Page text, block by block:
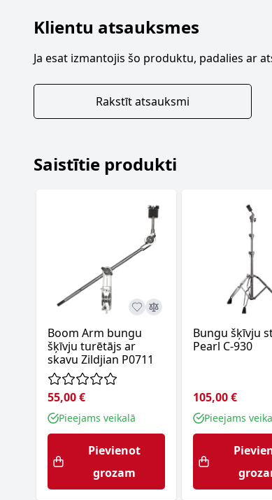
Klientu atsauksmes
Ja esat izmantojis šo produktu, padalies ar
Rakstīt atsauksmi
Saistītie produkti
Boom Arm bungu
šķīvju turētājs ar
skavu Zildjian P0711
55,00 €
Pieejams veikalā
Pievienot
grozam
Bungu šķīvju
Pearl C-930
105,00 €
Pieejams